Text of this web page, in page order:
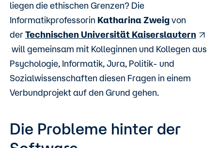
liegen die ethischen Grenzen? Die
Informatikprofessorin Katharina Zweig von
der Technischen Universität Kaiserslautern
will gemeinsam mit Kolleginnen und Kollegen aus
Psychologie, Informatik, Jura, Politik- und
Sozialwissenschaften diesen Fragen in einem
Verbundprojekt auf den Grund gehen.
Die Probleme hinter der